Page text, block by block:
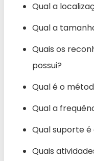
Qual a
Qual a
Quais os
possui?
Qual é o
Qual a
Qual suporte
Quais